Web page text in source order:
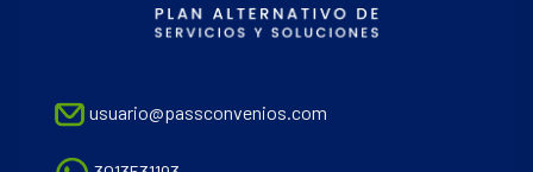
usuario@passconvenios.com